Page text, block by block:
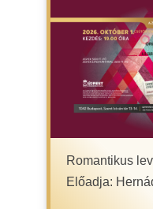
Romantikus
Előadja: